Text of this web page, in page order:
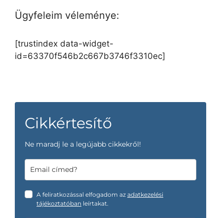
Ügyfeleim véleménye:
[trustindex data-widget-
id=63370f546b2c667b3746f3310ec]
Cikkértesítő
Ne maradj le a legújabb cikkekről!
A feliratkozással elfogadom az adatkezelési
tájékoztatóban leírtakat.